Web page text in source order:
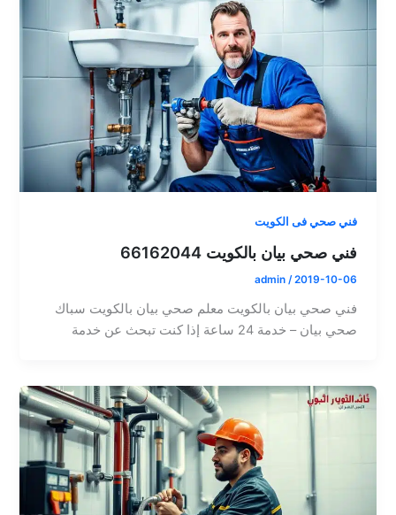
فني صحي فى الكويت
فني صحي بيان بالكويت 66162044
admin /2019-10-06
فني صحي بيان بالكويت معلم صحي بيان بالكويت سباك
صحي بيان – خدمة 24 ساعة إذا كنت تبحث عن خدمة